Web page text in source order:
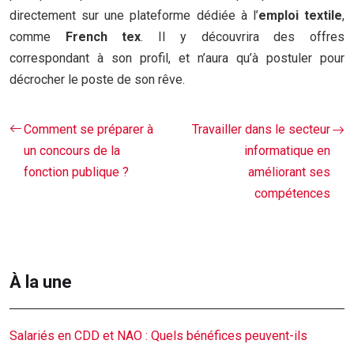
directement sur une plateforme dédiée à l’emploi textile,
comme French tex. Il y découvrira des offres
correspondant à son profil, et n’aura qu’à postuler pour
décrocher le poste de son rêve.
Comment se préparer à
un concours de la
fonction publique ?
Travailler dans le secteur
informatique en
améliorant ses
compétences
À la une
Salariés en CDD et NAO : Quels bénéfices peuvent-ils